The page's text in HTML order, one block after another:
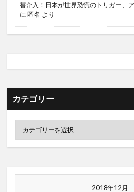
替介入！日本が世界恐慌のトリガー、
に 匿名 より
カテゴリー
2018年12月